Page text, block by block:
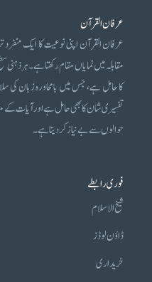
عرفان القرآن
عرفان القرآن اپنی نوعیت کا ایک
مقابلہ میں نمایاں مقام رکھتا ہے۔ ہر
کا حامل ہے، جس میں بامحاورہ زبان کی
تفسیری شان کا بھی حامل ہے اور آیات
حوالوں سے بے نیاز کر دیتا ہے۔
فوری رابطے
شیخ الاسلام
ڈاؤن لوڈز
خریداری